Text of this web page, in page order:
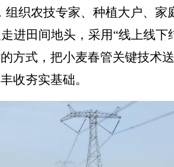
组织农技专家、种植大户、家
进田间地头，采用“线上线下
方式，把小麦春管关键技术
收夯实基础。